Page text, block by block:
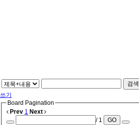
검색
쓰기
Board Pagination
Prev 1 Next
/ 1
GO